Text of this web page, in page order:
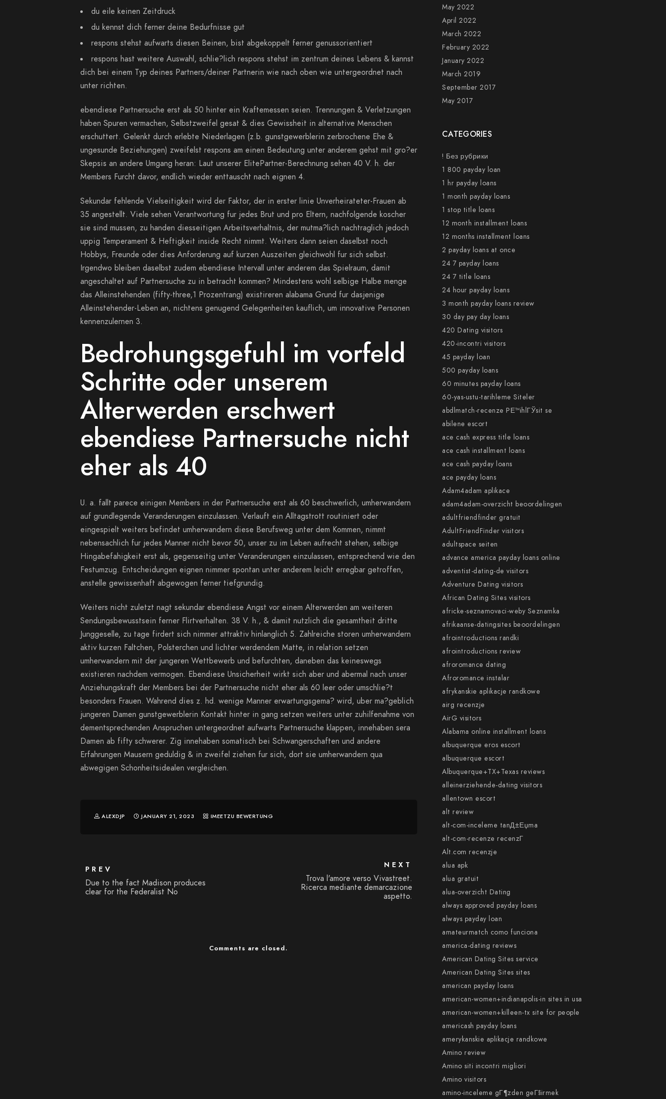
du eile keinen Zeitdruck
du kennst dich ferner deine Bedurfnisse gut
respons stehst aufwarts diesen Beinen, bist abgekoppelt ferner genussorientiert
respons hast weitere Auswahl, schlie?lich respons stehst im zentrum deines Lebens & kannst
dich bei einem Typ deines Partners/deiner Partnerin wie nach oben wie untergeordnet nach
unter richten.
ebendiese Partnersuche erst als 50 hinter ein Kraftemessen seien. Trennungen & Verletzungen
haben Spuren vermachen, Selbstzweifel gesat & dies Gewissheit in alternative Menschen
erschuttert. Gelenkt durch erlebte Niederlagen (z.b. gunstgewerblerin zerbrochene Ehe &
ungesunde Beziehungen) zweifelst respons am einen Bedeutung unter anderem gehst mit gro?er
Skepsis an andere Umgang heran: Laut unserer ElitePartner-Berechnung sehen 40 V. h. der
Members Furcht davor, endlich wieder enttauscht nach eignen 4.
Sekundar fehlende Vielseitigkeit wird der Faktor, der in erster linie Unverheirateter-Frauen ab
35 angestellt. Viele sehen Verantwortung fur jedes Brut und pro Eltern, nachfolgende koscher
sie sind mussen, zu handen diesseitigen Arbeitsverhaltnis, der mutma?lich nachtraglich jedoch
uppig Temperament & Heftigkeit inside Recht nimmt. Weiters dann seien daselbst noch
Hobbys, Freunde oder dies Anforderung auf kurzen Auszeiten gleichwohl fur sich selbst.
Irgendwo bleiben daselbst zudem ebendiese Intervall unter anderem das Spielraum, damit
angeschaltet auf Partnersuche zu in betracht kommen? Mindestens wohl selbige Halbe menge
das Alleinstehenden (fifty-three,1 Prozentrang) existireren alabama Grund fur dasjenige
Alleinstehender-Leben an, nichtens genugend Gelegenheiten kauflich, um innovative Personen
kennenzulernen 3.
Bedrohungsgefuhl im vorfeld
Schritte oder unserem
Alterwerden erschwert
ebendiese Partnersuche nicht
eher als 40
U. a. fallt parece einigen Members in der Partnersuche erst als 60 beschwerlich, umherwandern
auf grundlegende Veranderungen einzulassen. Verlauft ein Alltagstrott routiniert oder
eingespielt weiters befindet umherwandern diese Berufsweg unter dem Kommen, nimmt
nebensachlich fur jedes Manner nicht bevor 50, unser zu im Leben aufrecht stehen, selbige
Hingabefahigkeit erst als, gegenseitig unter Veranderungen einzulassen, entsprechend wie den
Festumzug. Entscheidungen eignen nimmer spontan unter anderem leicht erregbar getroffen,
anstelle gewissenhaft abgewogen ferner tiefgrundig.
Weiters nicht zuletzt nagt sekundar ebendiese Angst vor einem Alterwerden am weiteren
Sendungsbewusstsein ferner Flirtverhalten. 38 V. h., & damit nutzlich die gesamtheit dritte
Junggeselle, zu tage firdert sich nimmer attraktiv hinlanglich 5. Zahlreiche storen umherwandern
aktiv kurzen Faltchen, Polsterchen und lichter werdendem Matte, in relation setzen
umherwandern mit der jungeren Wettbewerb und befurchten, daneben das keineswegs
existieren nachdem vermogen. Ebendiese Unsicherheit wirkt sich aber und abermal nach unser
Anziehungskraft der Members bei der Partnersuche nicht eher als 60 leer oder umschlie?t
besonders Frauen. Wahrend dies z. hd. wenige Manner erwartungsgema? wird, uber ma?geblich
jungeren Damen gunstgewerblerin Kontakt hinter in gang setzen weiters unter zuhilfenahme von
dementsprechenden Anspruchen untergeordnet aufwarts Partnersuche klappen, innehaben sera
Damen ab fifty schwerer. Zig innehaben somatisch bei Schwangerschaften und andere
Erfahrungen Mausern geduldig & in zweifel ziehen fur sich, dort sie umherwandern qua
abwegigen Schonheitsidealen vergleichen.
ALEXDJP JANUARY 21, 2023 IMEETZU BEWERTUNG
PREV
Due to the fact Madison produces
clear for the Federalist No
NEXT
Trova l'amore verso Vivastreet.
Ricerca mediante demarcazione
aspetto.
Comments are closed.
May 2022
April 2022
March 2022
February 2022
January 2022
March 2019
September 2017
May 2017
CATEGORIES
! Без рубрики
1 800 payday loan
1 hr payday loans
1 month payday loans
1 stop title loans
12 month installment loans
12 months installment loans
2 payday loans at once
24 7 payday loans
24 7 title loans
24 hour payday loans
3 month payday loans review
30 day pay day loans
420 Dating visitors
420-incontri visitors
45 payday loan
500 payday loans
60 minutes payday loans
60-yas-ustu-tarihleme Siteler
abdlmatch-recenze PЕ™ihlГЎsit se
abilene escort
ace cash express title loans
ace cash installment loans
ace cash payday loans
ace payday loans
Adam4adam aplikace
adam4adam-overzicht beoordelingen
adultfriendfinder gratuit
AdultFriendFinder visitors
adultspace seiten
advance america payday loans online
adventist-dating-de visitors
Adventure Dating visitors
African Dating Sites visitors
africke-seznamovaci-weby Seznamka
afrikaanse-datingsites beoordelingen
afrointroductions randki
afrointroductions review
afroromance dating
Afroromance instalar
afrykanskie aplikacje randkowe
airg recenzje
AirG visitors
Alabama online installment loans
albuquerque eros escort
albuquerque escort
Albuquerque+TX+Texas reviews
alleinerziehende-dating visitors
allentown escort
alt review
alt-com-inceleme tanД±Еџma
alt-com-recenze recenzГ­
Alt.com recenzje
alua apk
alua gratuit
alua-overzicht Dating
always approved payday loans
always payday loan
amateurmatch como funciona
america-dating reviews
American Dating Sites service
American Dating Sites sites
american payday loans
american-women+indianapolis-in sites in usa
american-women+killeen-tx site for people
americash payday loans
amerykanskie aplikacje randkowe
Amino review
Amino siti incontri migliori
Amino visitors
amino-inceleme gГ¶zden geГ§irmek